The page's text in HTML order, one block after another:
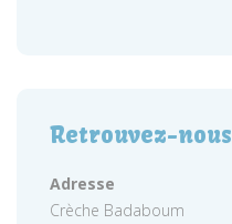
Retrouvez-nous
Adresse
Crèche Badaboum